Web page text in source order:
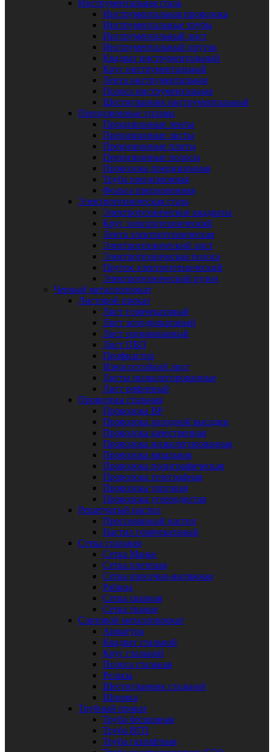
Инструментальная сталь
Инструментальная проволока
Инструментальные трубы
Инструментальный лист
Инструментальный пруток
Квадрат инструментальный
Круг инструментальный
Лента инструментальная
Полоса инструментальная
Шестигранник инструментальный
Прецизионные сплавы
Прецизионные ленты
Прецизионные листы
Прецизионные плиты
Прецизионные полосы
Проволока прецизионная
Труба прецизионная
Фольга прецизионная
Электротехническая сталь
Электротехнические квадраты
Круг электротехнический
Лента электротехническая
Электротехнический лист
Электротехническая полоса
Пруток электротехнический
Электротехнический рулон
Черный металлопрокат
Листовой прокат
Лист горячекатаный
Лист холоднокатаный
Лист оцинкованный
Лист ПВЛ
Профнастил
Износостойкий лист
Листы низколегированные
Лист рифленый
Проволока стальная
Проволока ВР
Проволока холодной высадки
Проволока качественная
Проволока низколегированная
Проволока вязальная
Проволока полиграфическая
Проволока телеграфная
Проволока торговая
Проволока углеродистая
Решетчатый настил
Прессованный настил
Настил горячекатаный
Сетка стальная
Сетка Манье
Сетка плетеная
Сетка просечно-вытяжная
Рабица
Сетка сварная
Сетка тканая
Сортовой металлопрокат
Арматура
Квадрат стальной
Круг стальной
Полоса стальная
Рельсы
Шестигранник стальной
Шпонка
Трубный прокат
Труба бесшовная
Труба ВГП
Труба газлифтная